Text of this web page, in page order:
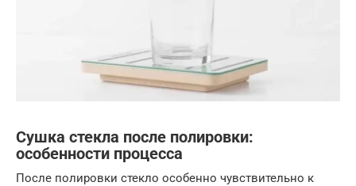
Сушка стекла после полировки:
особенности процесса
После полировки стекло особенно чувствительно к